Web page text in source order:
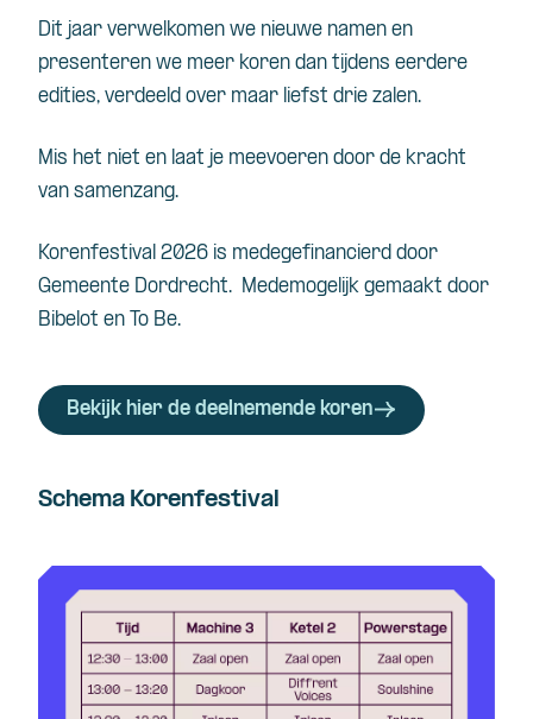
Dit jaar verwelkomen we nieuwe namen en
presenteren we meer koren dan tijdens eerdere
edities, verdeeld over maar liefst drie zalen.
Mis het niet en laat je meevoeren door de kracht
van samenzang.
Korenfestival 2026 is medegefinancierd door
Gemeente Dordrecht. Medemogelijk gemaakt door
Bibelot en To Be.
Bekijk hier de deelnemende koren
Schema Korenfestival